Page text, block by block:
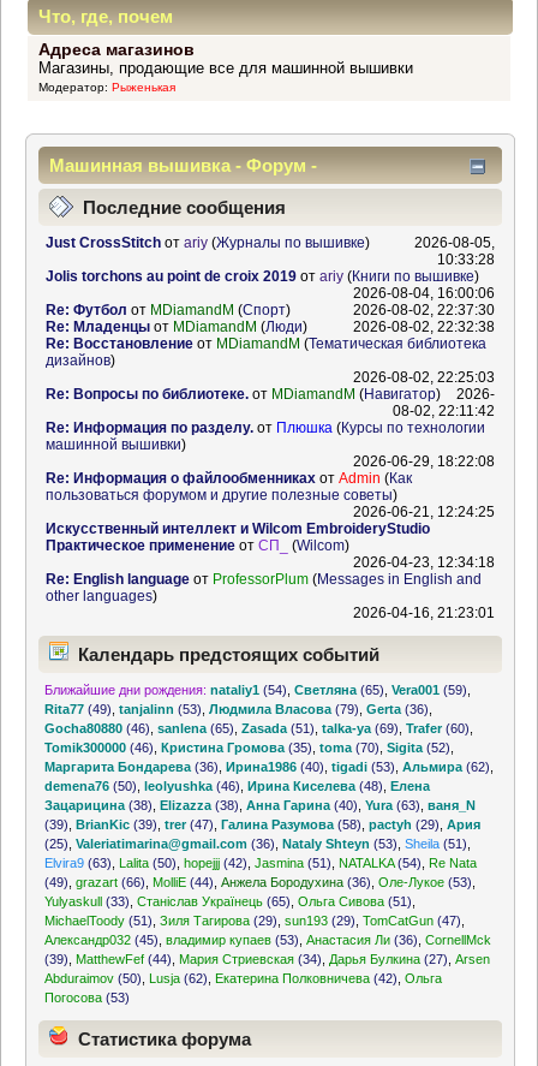
Что, где, почем
Адреса магазинов
Магазины, продающие все для машинной вышивки
Модератор: Рыженькая
Машинная вышивка - Форум -
Информационный центр
Последние сообщения
Just CrossStitchот ariy(Журналы по вышивке)
2026-08-05,
10:33:28
Jolis torchons au point de croix 2019от ariy(Книги по вышивке)
2026-08-04, 16:00:06
Re: Футбол от MDiamandM (Спорт)
2026-08-02, 22:37:30
Re: Младенцыот MDiamandM (Люди)
2026-08-02, 22:32:38
Re: Восстановлениеот MDiamandM (Тематическая библиотека
дизайнов)
2026-08-02, 22:25:03
Re: Вопросы по библиотеке.от MDiamandM (Навигатор)
2026-
08-02, 22:11:42
Re: Информация по разделу.от Плюшка (Курсы по технологии
машинной вышивки)
2026-06-29, 18:22:08
Re: Информация о файлообменникахот Admin (Как
пользоваться форумом и другие полезные советы)
2026-06-21, 12:24:25
Искусственный интеллект и Wilcom EmbroideryStudio
Практическое применениеот СП_ (Wilcom)
2026-04-23, 12:34:18
Re: English languageот ProfessorPlum(Messages in English and
other languages)
2026-04-16, 21:23:01
Календарь предстоящих событий
Ближайшие дни рождения: nataliy1 (54) ,Светляна (65) ,Vera001 (59)
Rita77 (49) ,tanjalinn (53) ,Людмила Власова (79) ,Gerta (36)
Gocha80880 (46) ,sanlena (65) ,Zasada (51) ,talka-ya (69) ,Trafer(60)
Tomik300000 (46) ,Кристина Громова (35) ,toma (70) ,Sigita (52)
Маргарита Бондарева (36) ,Ирина1986 (40) ,tigadi (53) ,Альмира (62)
demena76 (50) ,leolyushka (46) ,Ирина Киселева (48) ,Елена
Зацарицина (38) ,Elizazza (38) ,Анна Гарина (40) ,Yura (63) ,ваня_N
(39) ,BrianKic (39) ,trer(47) ,Галина Разумова (58) ,pactyh (29) ,Ария
(25) ,Valeriatimarina@gmail.com (36) ,Nataly Shteyn (53) ,Sheila (51)
Elvira9 (63) Lalita (50) ,hopejjj (42) ,Jasmina (51) NATALKA(54)
Re Nata
(49) ,grazart (66) MolliE (44) ,Анжела Бородухина (36) ,Оле-Лукое (53)
Yulyaskull (33) ,Станіслав Українець (65) ,Ольга Сивова (51)
MichaelToody (51) ,Зиля Тагирова (29) ,sun193 (29) ,TomCatGun (47)
Александр032 (45) ,владимир купаев (53) ,Анастасия Ли (36) ,CornellMck
(39)
MatthewFef (44) Мария Стриевская (34) Дарья Булкина (27) ,Arsen
Abduraimov (50) Lusja (62) Екатерина Полковничева (42) ,Ольга
Погосова (53)
Статистика форума